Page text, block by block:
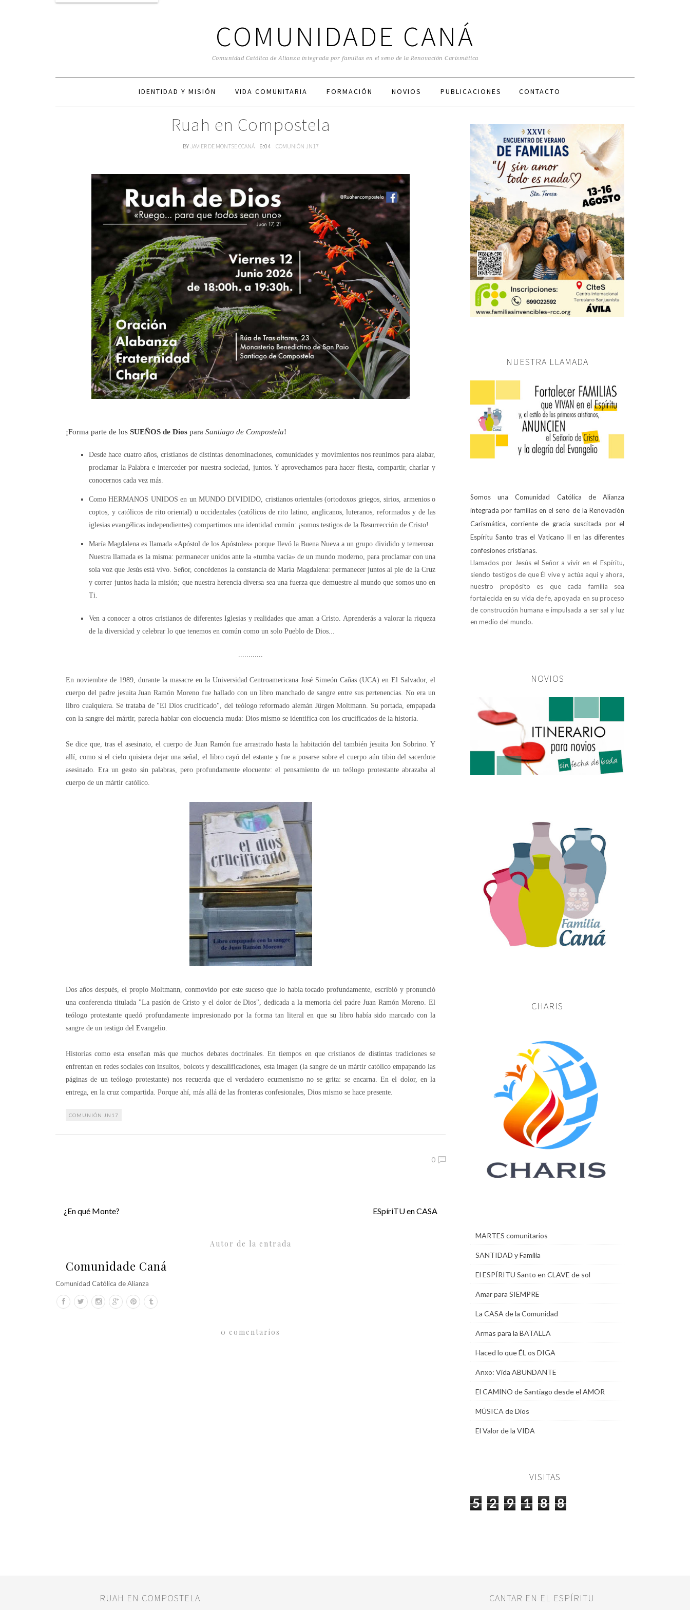
COMUNIDADE CANÁ
Comunidad Católica de Alianza integrada por familias en el seno de la Renovación Carismática
IDENTIDAD Y MISIÓN VIDA COMUNITARIA FORMACIÓN NOVIOS PUBLICACIONES CONTACTO
Ruah en Compostela
BY JAVIER DE MONTSE CCANÁ 6:04 COMUNIÓN JN17
¡Forma parte de los SUEÑOS de Dios para Santiago de Compostela!
Desde hace cuatro años, cristianos de distintas denominaciones, comunidades y movimientos nos reunimos para alabar,
proclamar la Palabra e interceder por nuestra sociedad, juntos. Y aprovechamos para hacer fiesta, compartir, charlar y
conocernos cada vez más.
Como HERMANOS UNIDOS en un MUNDO DIVIDIDO, cristianos orientales (ortodoxos griegos, sirios, armenios o
coptos, y católicos de rito oriental) u occidentales (católicos de rito latino, anglicanos, luteranos, reformados y de las
iglesias evangélicas independientes) compartimos una identidad común: ¡somos testigos de la Resurrección de Cristo!
María Magdalena ​es llama​da «Apóstol de los Apóstoles» porque llevó la Buena Nueva a un grupo dividido y temeroso.
Nuestra llamada es la misma​: ​permanecer unidos ante la «tumba vacía» de un mundo moderno, para proclamar con una
sola voz que Jesús está vivo. Señor, concédenos la constancia de María Magdalena​: permanecer juntos al pie de la Cruz
y correr juntos hacia la misión​; que nuestra herencia diversa sea una fuerza que demuestre al mundo que somos uno en
Ti.
Ven a conocer a otros cristianos de diferentes Iglesias y realidades que aman a Cristo. Aprenderás a valorar la riqueza
de la diversidad y celebrar lo que tenemos en común como un solo Pueblo de Dios...
............
En noviembre de 1989, durante la masacre en la Universidad Centroamericana José Simeón Cañas (UCA) en El Salvador, el
cuerpo del padre jesuita Juan Ramón Moreno fue hallado con un libro manchado de sangre entre sus pertenencias. No era un
libro cualquiera. Se trataba de "El Dios crucificado", del teólogo reformado alemán Jürgen Moltmann. Su portada, empapada
con la sangre del mártir, parecía hablar con elocuencia muda: Dios mismo se identifica con los crucificados de la historia.
Se dice que, tras el asesinato, el cuerpo de Juan Ramón fue arrastrado hasta la habitación del también jesuita Jon Sobrino. Y
allí, como si el cielo quisiera dejar una señal, el libro cayó del estante y fue a posarse sobre el cuerpo aún tibio del sacerdote
asesinado. Era un gesto sin palabras, pero profundamente elocuente: el pensamiento de un teólogo protestante abrazaba al
cuerpo de un mártir católico.
Dos años después, el propio Moltmann, conmovido por este suceso que lo había tocado profundamente, escribió y pronunció
una conferencia titulada "La pasión de Cristo y el dolor de Dios", dedicada a la memoria del padre Juan Ramón Moreno. El
teólogo protestante quedó profundamente impresionado por la forma tan literal en que su libro había sido marcado con la
sangre de un testigo del Evangelio.
Historias como esta enseñan más que muchos debates doctrinales. En tiempos en que cristianos de distintas tradiciones se
enfrentan en redes sociales con insultos, boicots y descalificaciones, esta imagen (la sangre de un mártir católico empapando las
páginas de un teólogo protestante) nos recuerda que el verdadero ecumenismo no se grita: se encarna. En el dolor, en la
entrega, en la cruz compartida. Porque ahí, más allá de las fronteras confesionales, Dios mismo se hace presente.
COMUNIÓN JN17
0
¿En qué Monte? ESpíriTU en CASA
Autor de la entrada
Comunidade Caná
Comunidad Católica de Alianza
0 comentarios
NUESTRA LLAMADA
Somos una Comunidad Católica de Alianza
integrada por familias en el seno de la Renovación
Carismática, corriente de gracia suscitada por el
Espíritu Santo tras el Vaticano II en las diferentes
confesiones cristianas.
Llamados por Jesús el Señor a vivir en el Espíritu,
siendo testigos de que Él vive y actúa aquí y ahora,
nuestro propósito es que cada familia sea
fortalecida en su vida de fe, apoyada en su proceso
de construcción humana e impulsada a ser sal y luz
en medio del mundo.
NOVIOS
CHARIS
MARTES comunitarios
SANTIDAD y Familia
El ESPÍRITU Santo en CLAVE de sol
Amar para SIEMPRE
La CASA de la Comunidad
Armas para la BATALLA
Haced lo que ÉL os DIGA
Anxo: Vida ABUNDANTE
El CAMINO de Santiago desde el AMOR
MÚSICA de Dios
El Valor de la VIDA
VISITAS
5 2 9 1 8 8
RUAH EN COMPOSTELA CANTAR EN EL ESPÍRITU